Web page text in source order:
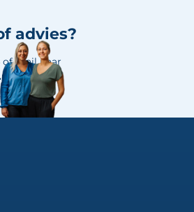
advies?
of mail naar